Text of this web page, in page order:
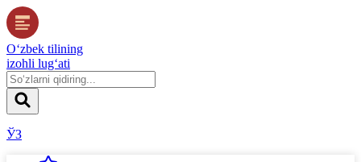
O‘zbek tilining
izohli lug‘ati
ЎЗ